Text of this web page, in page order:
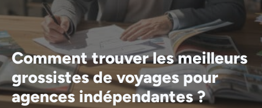
Comment trouver les meilleurs
grossistes de voyages pour
agences indépendantes ?